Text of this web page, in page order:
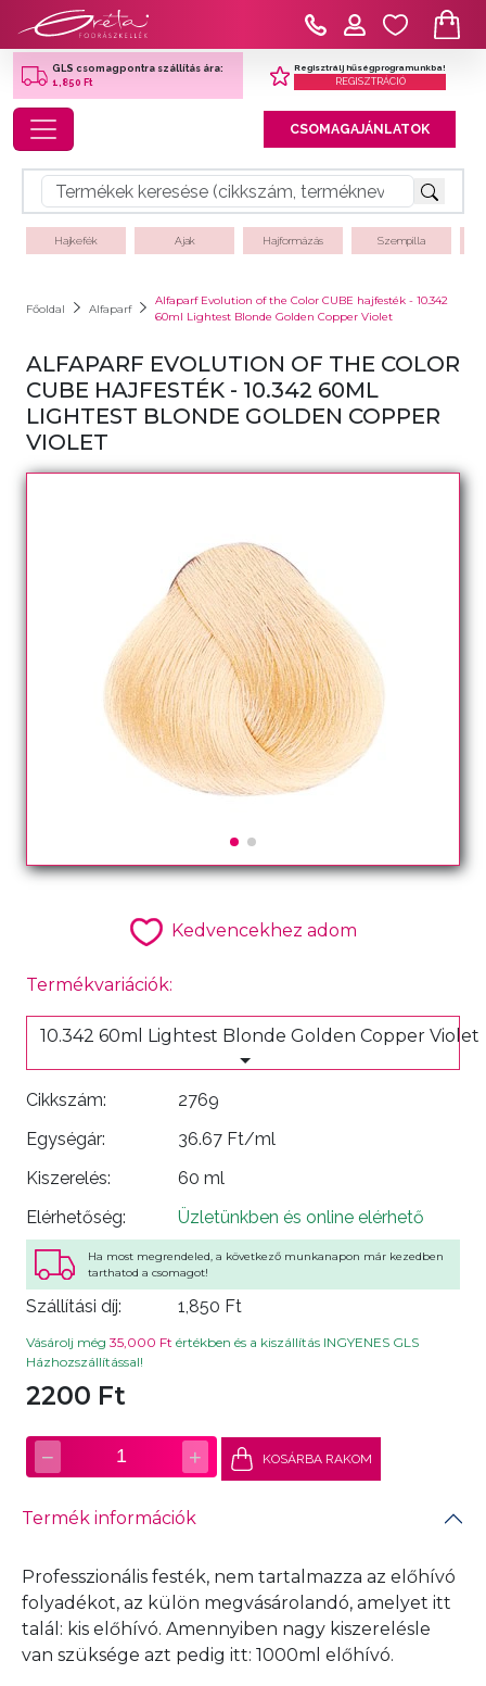
GLS csomagpontra szállítás ára:
1,850 Ft
Regisztrálj hűségprogramunkba!
REGISZTRÁCIÓ
Toggle navigation CSOMAGAJÁNLATOK
Hajkefék Ajak Hajformázás Szempilla
Főoldal Alfaparf
Alfaparf Evolution of the Color CUBE hajfesték - 10.342
60ml Lightest Blonde Golden Copper Violet
ALFAPARF EVOLUTION OF THE COLOR
CUBE HAJFESTÉK - 10.342 60ML
LIGHTEST BLONDE GOLDEN COPPER
VIOLET
Kedvencekhez adom
Termékvariációk:
10.342 60ml Lightest Blonde Golden Copper Violet
Cikkszám:
2769
Egységár:
36.67 Ft/ml
Kiszerelés:
60 ml
Elérhetőség:
Üzletünkben és online elérhető
Ha most megrendeled, a következő munkanapon már kezedben
tarthatod a csomagot!
Szállítási díj: 1,850 Ft
Vásárolj még 35,000 Ft értékben és a kiszállítás INGYENES GLS
Házhozszállítással!
2200 Ft
− 1 + KOSÁRBA RAKOM
Termék információk
Professzionális festék, nem tartalmazza az előhívó
folyadékot, az külön megvásárolandó, amelyet itt
talál: kis előhívó. Amennyiben nagy kiszerelésle
van szüksége azt pedig itt: 1000ml előhívó.